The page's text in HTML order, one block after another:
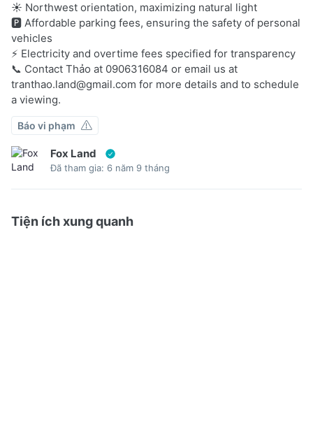
☀️ Northwest orientation, maximizing natural light
🅿️ Affordable parking fees, ensuring the safety of personal
vehicles
⚡ Electricity and overtime fees specified for transparency
📞 Contact Thảo at 0906316084 or email us at
tranthao.land@gmail.com for more details and to schedule
a viewing.
Báo vi phạm
Fox Land
Đã tham gia: 6 năm 9 tháng
Tiện ích xung quanh